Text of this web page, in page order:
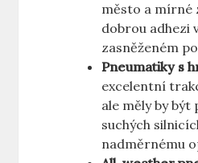
město a mírné
dobrou adhezi
zasněženém
Pneumatiky s
excelentní
ale měly by
suchých
nadměrnému